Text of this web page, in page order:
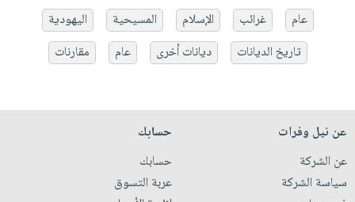
عام
غرائب الإسلام المسيحية
اليهودية
تاريخ الديانات
ديانات أخرى عام مقارنات
عن نيل وفرات
عن الشركة
سياسة الشركة
حسابك
حسابك
عربة التسوق